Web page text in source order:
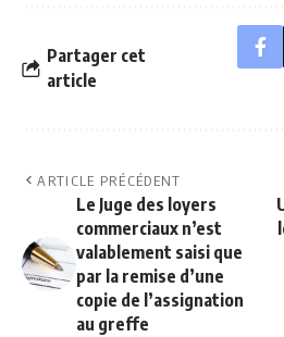
Partager cet
article
ARTICLE PRÉCÉDENT
Le Juge des loyers
commerciaux n’est
valablement saisi que
par la remise d’une
copie de l’assignation
au greffe